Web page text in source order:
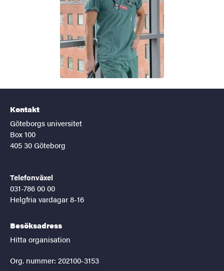
Kontakt
Göteborgs universitet
Box 100
405 30 Göteborg
Telefonväxel
031-786 00 00
Helgfria vardagar 8-16
Besöksadress
Hitta organisation
Org. nummer: 202100-3153